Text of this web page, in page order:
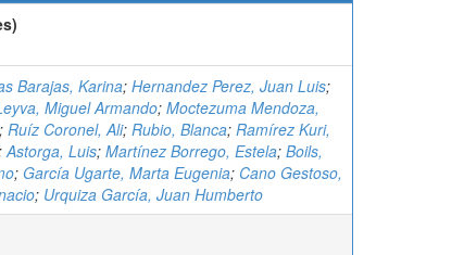
Barajas, Karina; Hernandez Perez, Juan Luis;
Miguel Armando; Moctezuma Mendoza,
; Ruíz Coronel, Ali; Rubio, Blanca; Ramírez Kuri,
Astorga, Luis; Martínez Borrego, Estela; Boils,
; García Ugarte, Marta Eugenia; Cano Gestoso,
; Urquiza García, Juan Humberto